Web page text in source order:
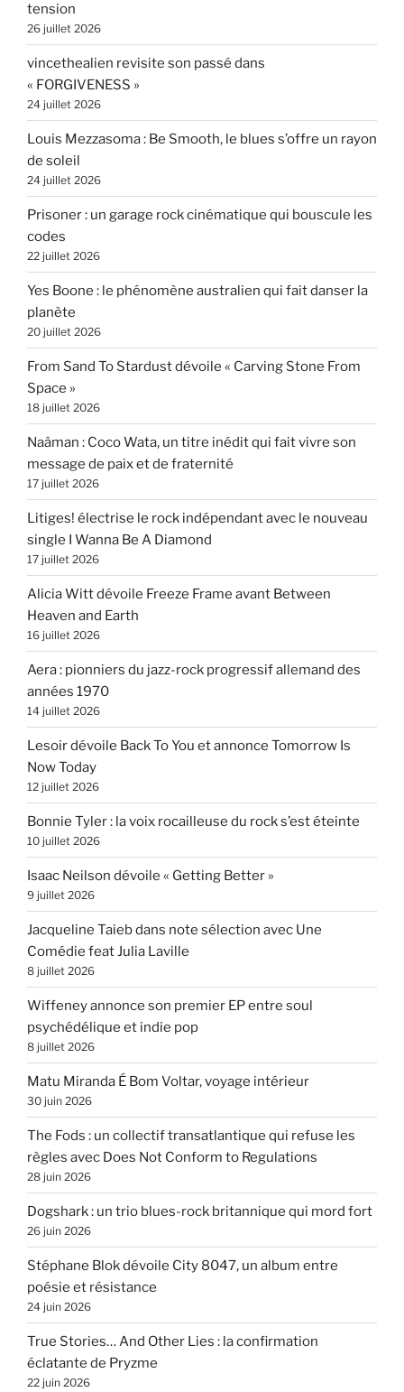
tension
26 juillet 2026
vincethealien revisite son passé dans
« FORGIVENESS »
24 juillet 2026
Louis Mezzasoma : Be Smooth, le blues s’offre un rayon
de soleil
24 juillet 2026
Prisoner : un garage rock cinématique qui bouscule les
codes
22 juillet 2026
Yes Boone : le phénomène australien qui fait danser la
planète
20 juillet 2026
From Sand To Stardust dévoile « Carving Stone From
Space »
18 juillet 2026
Naâman : Coco Wata, un titre inédit qui fait vivre son
message de paix et de fraternité
17 juillet 2026
Litiges! électrise le rock indépendant avec le nouveau
single I Wanna Be A Diamond
17 juillet 2026
Alicia Witt dévoile Freeze Frame avant Between
Heaven and Earth
16 juillet 2026
Aera : pionniers du jazz-rock progressif allemand des
années 1970
14 juillet 2026
Lesoir dévoile Back To You et annonce Tomorrow Is
Now Today
12 juillet 2026
Bonnie Tyler : la voix rocailleuse du rock s’est éteinte
10 juillet 2026
Isaac Neilson dévoile « Getting Better »
9 juillet 2026
Jacqueline Taieb dans note sélection avec Une
Comédie feat Julia Laville
8 juillet 2026
Wiffeney annonce son premier EP entre soul
psychédélique et indie pop
8 juillet 2026
Matu Miranda É Bom Voltar, voyage intérieur
30 juin 2026
The Fods : un collectif transatlantique qui refuse les
règles avec Does Not Conform to Regulations
28 juin 2026
Dogshark : un trio blues-rock britannique qui mord fort
26 juin 2026
Stéphane Blok dévoile City 8047, un album entre
poésie et résistance
24 juin 2026
True Stories… And Other Lies : la confirmation
éclatante de Pryzme
22 juin 2026